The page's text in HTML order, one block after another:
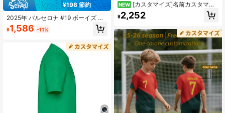
¥196 節約
2025年 バルセロナ #19 ボーイズ フ
ットボールジャージセット - ポリエ
ステル、クルーネックトップ&ショー
グとカジュアルウェアに適していま
す、アウトドアアクティビティに最
適、カスタムチームウェア
¥1,586 -11%
NEW [カスタマイズ]名前カスタマイ
ズ セレブスタイル #7 番号 2点セッ
ト 男の子 女の子 カジュアル サッカ
ク-半袖とショーツセット- ポリエス
テル、スポーツ -トレーニング -カジ
ュアルウェア、アウトドアに最適
¥2,252